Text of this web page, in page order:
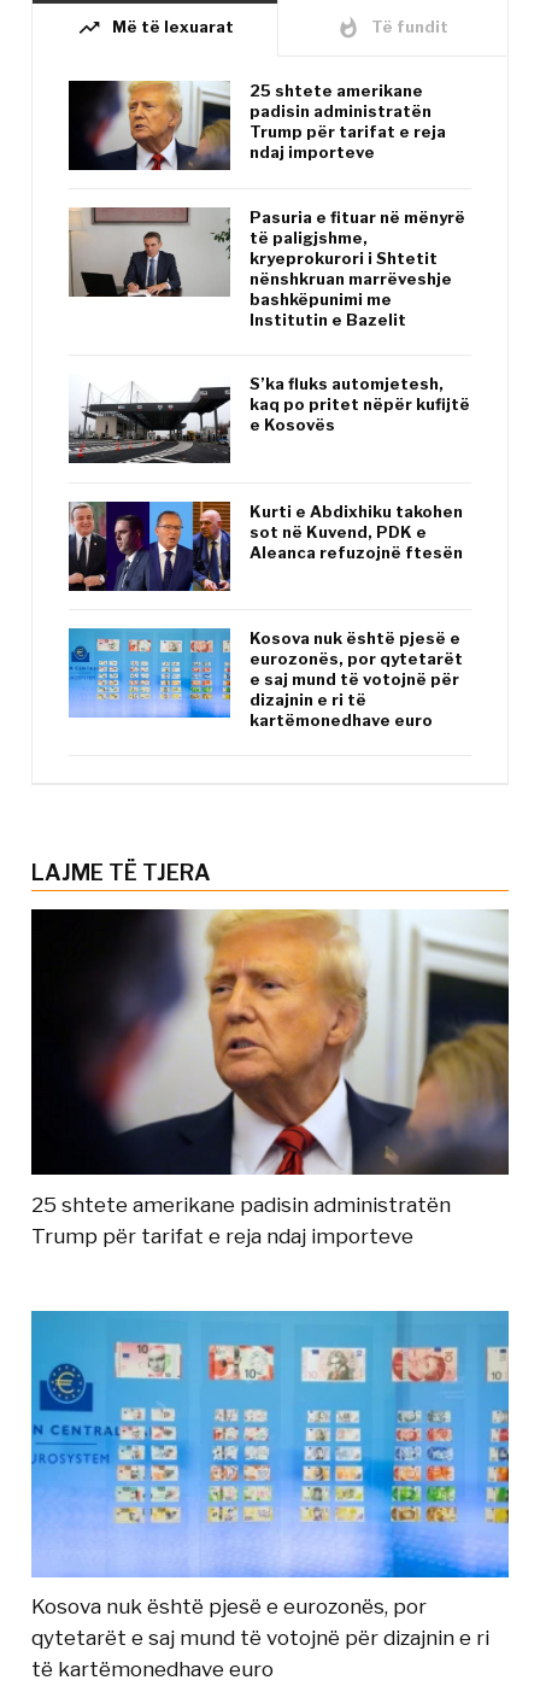
trending_up Më të lexuarat whatshot Të fundit
25 shtete amerikane
padisin administratën
Trump për tarifat e reja
ndaj importeve
Pasuria e fituar në mënyrë
të paligjshme,
kryeprokurori i Shtetit
nënshkruan marrëveshje
bashkëpunimi me
Institutin e Bazelit
S’ka fluks automjetesh,
kaq po pritet nëpër kufijtë
e Kosovës
Kurti e Abdixhiku takohen
sot në Kuvend, PDK e
Aleanca refuzojnë ftesën
Kosova nuk është pjesë e
eurozonës, por qytetarët
e saj mund të votojnë për
dizajnin e ri të
kartëmonedhave euro
LAJME TË TJERA
25 shtete amerikane padisin administratën
Trump për tarifat e reja ndaj importeve
Kosova nuk është pjesë e eurozonës, por
qytetarët e saj mund të votojnë për dizajnin e ri
të kartëmonedhave euro